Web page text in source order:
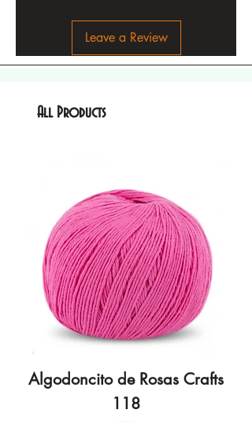
Leave a Review
All Products
Algodoncito de Rosas Crafts
118